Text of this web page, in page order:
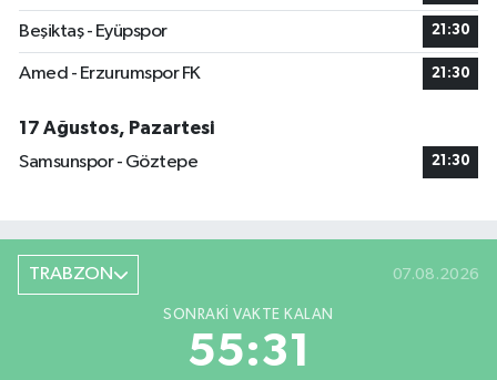
Beşiktaş - Eyüpspor 21:30
Amed - Erzurumspor FK 21:30
17 Ağustos, Pazartesi
Samsunspor - Göztepe
21:30
TRABZON 07.08.2026
SONRAKI VAKTE KALAN
55:31